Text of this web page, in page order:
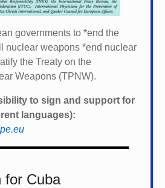
governments to *end the
nuclear weapons *end nuclear
the Treaty on the
Weapons (TPNW).
to sign and support for
languages):
for Cuba